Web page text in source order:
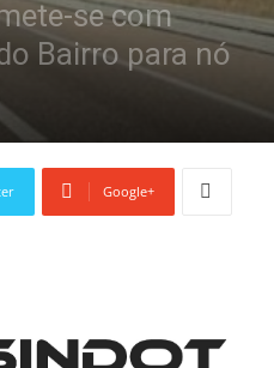
se com
Bairro para nó
Google+